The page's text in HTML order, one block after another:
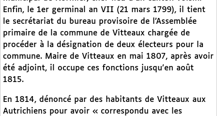
Enfin, le 1er germinal an VII (21 mars 1799), il tient
le secrétariat du bureau provisoire de l’Assemblée
primaire de la commune de Vitteaux chargée de
procéder à la désignation de deux électeurs pour la
commune. Maire de Vitteaux en mai 1807, après avoir
été adjoint, il occupe ces fonctions jusqu’en août
1815.
En 1814, dénoncé par des habitants de Vitteaux aux
Autrichiens pour avoir « correspondu avec les